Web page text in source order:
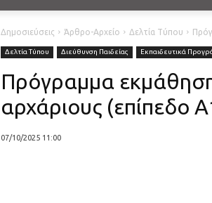
Δημοσιεύσεις Άρθρο-Αρχείο Δελτία Τύπου
Δελτία Τύπου Διεύθυνση Παιδείας Εκπαιδευτικά
Πρόγραμμα
αρχάριους (επίπεδο
07/10/2025 11:00